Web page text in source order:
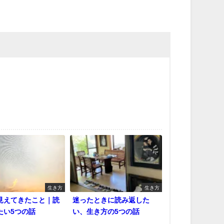
生き方
えてきたこと｜読
い5つの話
生き方
迷ったときに読み返した
い、生き方の5つの話